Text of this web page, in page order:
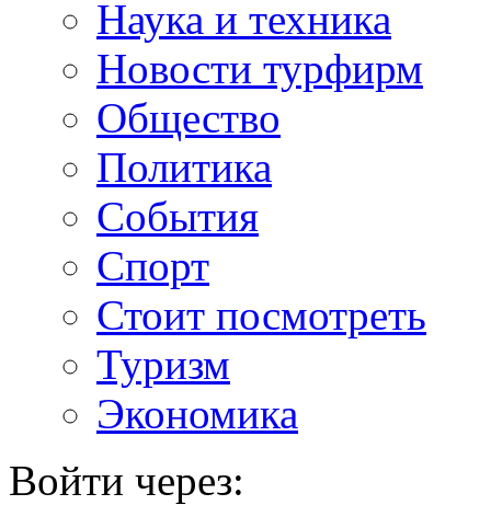
Наука и техника
Новости турфирм
Общество
Политика
События
Спорт
Стоит посмотреть
Туризм
Экономика
Войти через: